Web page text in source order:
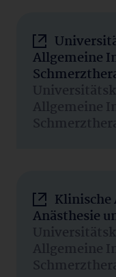
Allgemeine
Allgemeine
Anästhesie
Allgemeine